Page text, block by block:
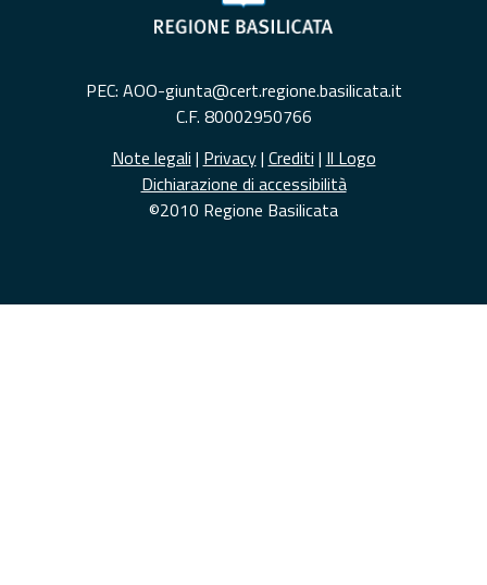
PEC: AOO-giunta@cert.regione.basilicata.it
C.F. 80002950766
Note legali | Privacy| Crediti | Il Logo
Dichiarazione di accessibilità
©2010 Regione Basilicata